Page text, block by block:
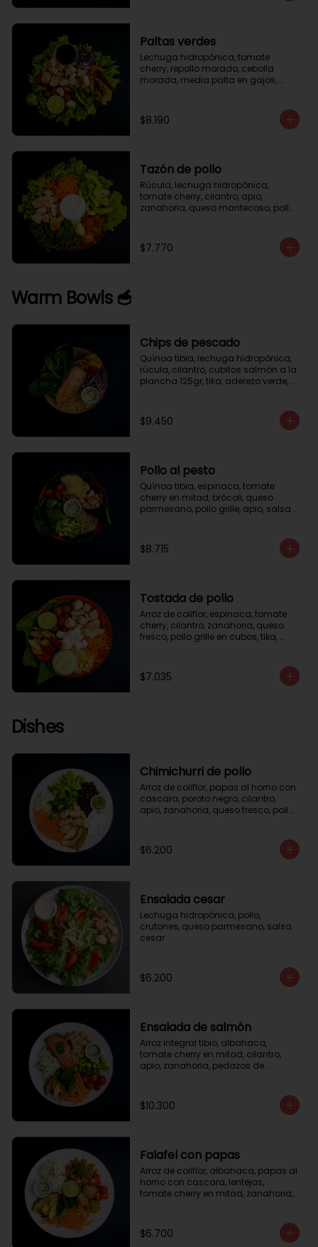
Paltas verdes
Lechuga hidropónica, tomate
cherry, repollo morado, cebolla
morada, media palta en gajos,
$8.190
Tazón de pollo
Rúcula, lechuga hidropónica,
tomate cherry, cilantro, apio,
zanahoria, queso mantecoso, pollo
$7.770
Warm Bowls 🥣
Chips de pescado
Quínoa tibia, lechuga hidropónica,
rúcula, cilantro, cubitos salmón a la
plancha 125gr, tika, aderezo verde,
$9.450
Pollo al pesto
Quínoa tibia, espinaca, tomate
cherry en mitad, brócoli, queso
parmesano, pollo grille, apio, salsa
$8.715
Tostada de pollo
Arroz de coliflor, espinaca, tomate
cherry, cilantro, zanahoria, queso
fresco, pollo grille en cubos, tika,
$7.035
Dishes
Chimichurri de pollo
Arroz de coliflor, papas al horno con
cascara, poroto negro, cilantro,
apio, zanahoria, queso fresco, pollo
$6.200
Ensalada cesar
Lechuga hidropónica, pollo,
crutones, queso parmesano, salsa
cesar
$6.200
Ensalada de salmón
Arroz integral tibio, albahaca,
tomate cherry en mitad, cilantro,
apio, zanahoria, pedazos de
verde, limón.
$10.300
Falafel con papas
Arroz de coliflor, albahaca, papas al
horno con cascara, lentejas,
tomate cherry en mitad, zanahoria,
$6.700